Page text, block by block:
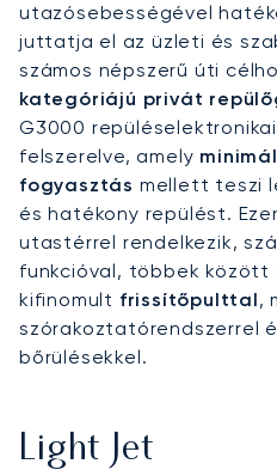
utazósebességével
juttatja el az üzleti és
számos népszerű úti
kategóriájú privát
G3000
felszerelve, amely
fogyasztás mellett teszi
és hatékony repülést.
utastérrel rendelkezik,
funkcióval, többek között
kifinomult frissítőpulttal,
szórakoztatórendszerrel
bőrülésekkel.
Light Jet